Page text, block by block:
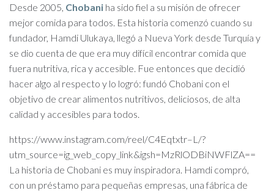
Desde 2005, Chobani ha sido fiel a su misión de ofrecer
mejor comida para todos. Esta historia comenzó cuando su
fundador, Hamdi Ulukaya, llegó a Nueva York desde Turquía y
se dio cuenta de que era muy difícil encontrar comida que
fuera nutritiva, rica y accesible. Fue entonces que decidió
hacer algo al respecto y lo logró: fundó Chobani con el
objetivo de crear alimentos nutritivos, deliciosos, de alta
calidad y accesibles para todos.
https://www.instagram.com/reel/C4Eqtxtr–L/?
utm_source=ig_web_copy_link&igsh=MzRlODBiNWFlZA==
La historia de Chobani es muy inspiradora. Hamdi compró,
con un préstamo para pequeñas empresas, una fábrica de